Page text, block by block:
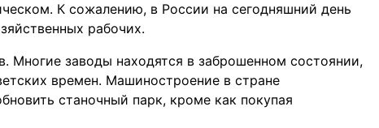
К сожалению, в России на сегодняшний день
рабочих.
Многие заводы находятся в заброшенном состоянии,
времен. Машиностроение в стране
станочный парк, кроме как покупая